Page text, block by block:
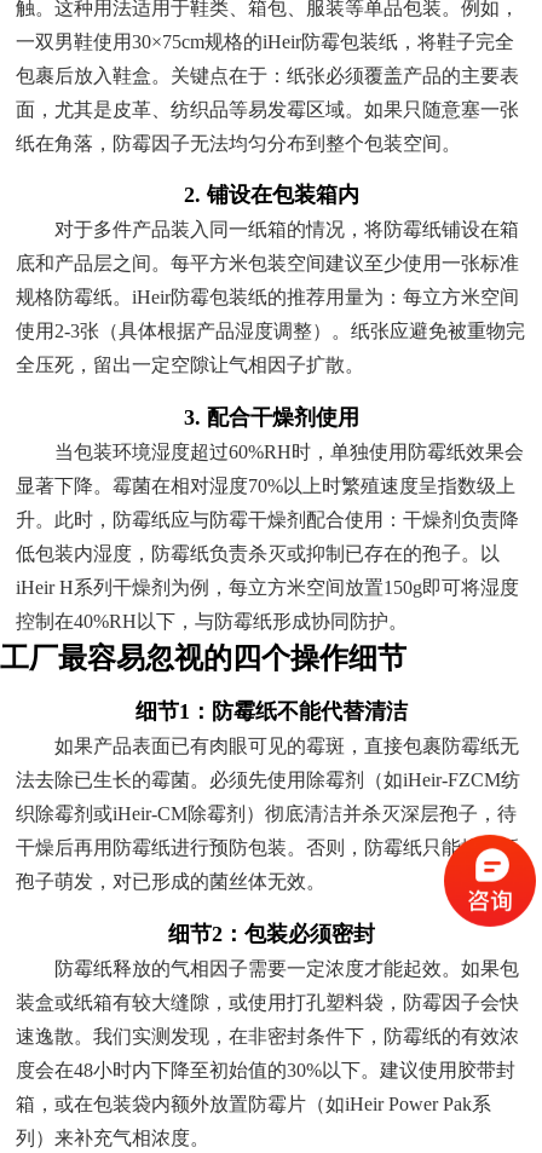
触。这种用法适用于鞋类、箱包、服装等单品包装。例如，
一双男鞋使用30×75cm规格的iHeir防霉包装纸，将鞋子完全
包裹后放入鞋盒。关键点在于：纸张必须覆盖产品的主要表
面，尤其是皮革、纺织品等易发霉区域。如果只随意塞一张
纸在角落，防霉因子无法均匀分布到整个包装空间。
2. 铺设在包装箱内
对于多件产品装入同一纸箱的情况，将防霉纸铺设在箱
底和产品层之间。每平方米包装空间建议至少使用一张标准
规格防霉纸。iHeir防霉包装纸的推荐用量为：每立方米空间
使用2-3张（具体根据产品湿度调整）。纸张应避免被重物完
全压死，留出一定空隙让气相因子扩散。
3. 配合干燥剂使用
当包装环境湿度超过60%RH时，单独使用防霉纸效果会
显著下降。霉菌在相对湿度70%以上时繁殖速度呈指数级上
升。此时，防霉纸应与防霉干燥剂配合使用：干燥剂负责降
低包装内湿度，防霉纸负责杀灭或抑制已存在的孢子。以
iHeir H系列干燥剂为例，每立方米空间放置150g即可将湿度
控制在40%RH以下，与防霉纸形成协同防护。
工厂最容易忽视的四个操作细节
细节1：防霉纸不能代替清洁
如果产品表面已有肉眼可见的霉斑，直接包裹防霉纸无
法去除已生长的霉菌。必须先使用除霉剂（如iHeir-FZCM纺
织除霉剂或iHeir-CM除霉剂）彻底清洁并杀灭深层孢子，待
干燥后再用防霉纸进行预防包装。否则，防霉纸只能抑制新
孢子萌发，对已形成的菌丝体无效。
细节2：包装必须密封
防霉纸释放的气相因子需要一定浓度才能起效。如果包
装盒或纸箱有较大缝隙，或使用打孔塑料袋，防霉因子会快
速逸散。我们实测发现，在非密封条件下，防霉纸的有效浓
度会在48小时内下降至初始值的30%以下。建议使用胶带封
箱，或在包装袋内额外放置防霉片（如iHeir Power Pak系
列）来补充气相浓度。